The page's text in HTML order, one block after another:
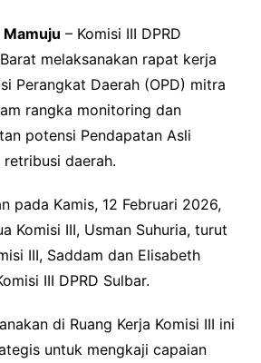
– Komisi III DPRD
melaksanakan rapat kerja
Perangkat Daerah (OPD) mitra
rangka monitoring dan
potensi Pendapatan Asli
retribusi daerah.
pada Kamis, 12 Februari 2026,
Komisi III, Usman Suhuria, turut
III, Saddam dan Elisabeth
III DPRD Sulbar.
di Ruang Kerja Komisi III ini
untuk mengkaji capaian